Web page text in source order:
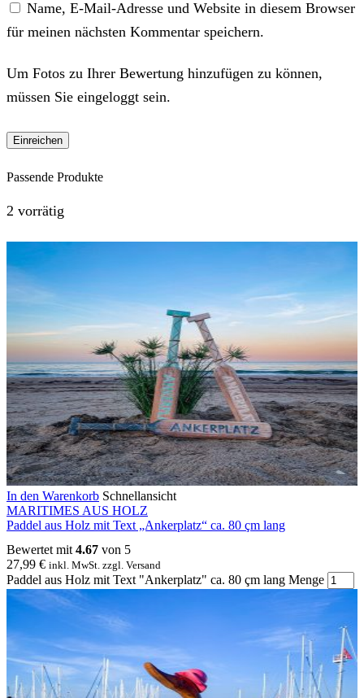
Name, E-Mail-Adresse und Website in diesem Browser
für meinen nächsten Kommentar speichern.
Um Fotos zu Ihrer Bewertung hinzufügen zu können,
müssen Sie eingeloggt sein.
Passende Produkte
2 vorrätig
In den Warenkorb Schnellansicht
MARITIMES AUS HOLZ
Paddel aus Holz mit Text „Ankerplatz“ ca. 80 çm lang
Bewertet mit 4.67 von 5
27,99 € inkl. MwSt. zzgl. Versand
Paddel aus Holz mit Text "Ankerplatz" ca. 80 çm lang Menge